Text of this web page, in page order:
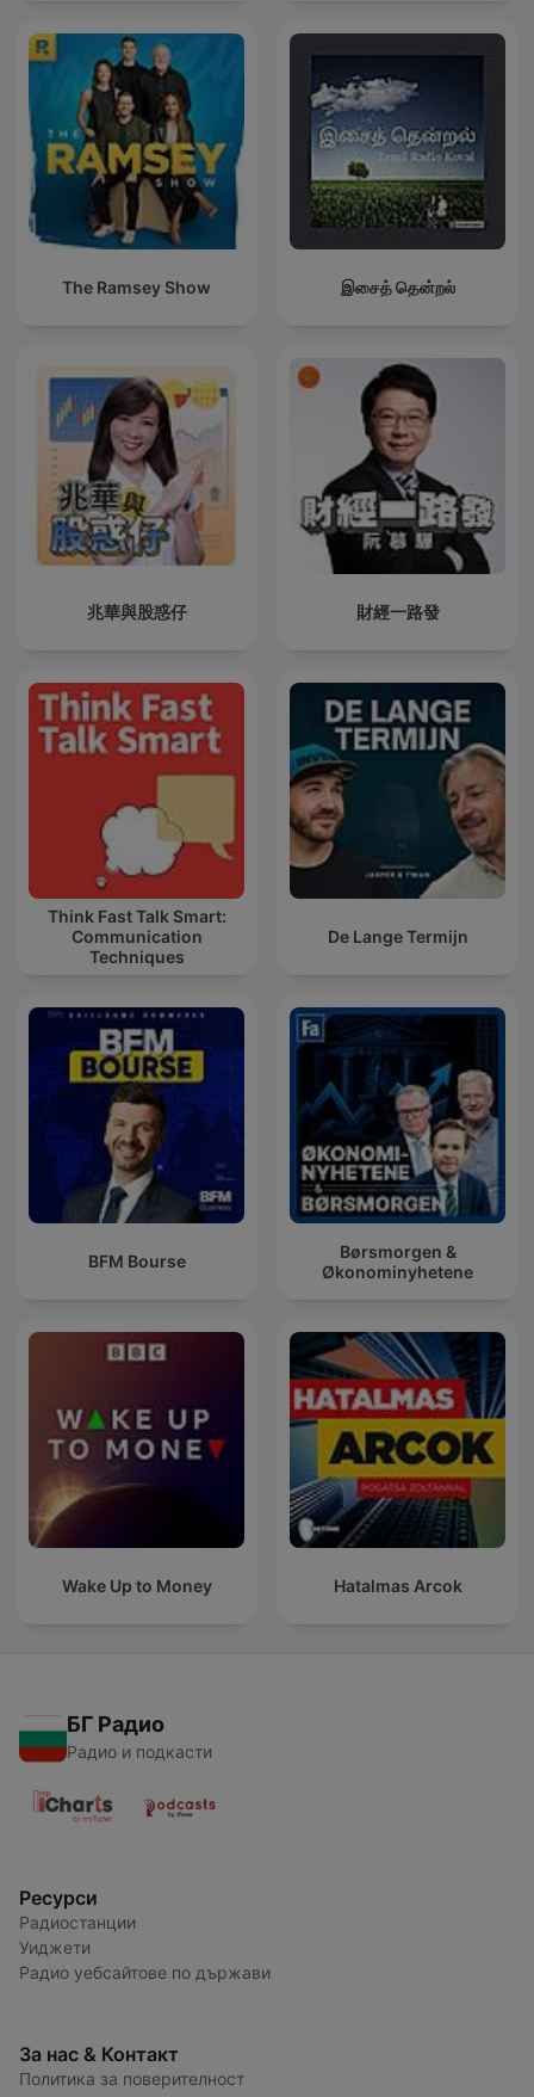
The Ramsey Show இசைத் தென்றல்
兆華與股惑仔 財經一路發
Think Fast Talk Smart:
Communication
Techniques
De Lange Termijn
BFM Bourse
Børsmorgen &
Økonominyhetene
Wake Up to Money Hatalmas Arcok
БГ Радио
Радио и подкасти
Ресурси
Радиостанции
Уиджети
Радио уебсайтове по държави
За нас & Контакт
Политика за поверителност